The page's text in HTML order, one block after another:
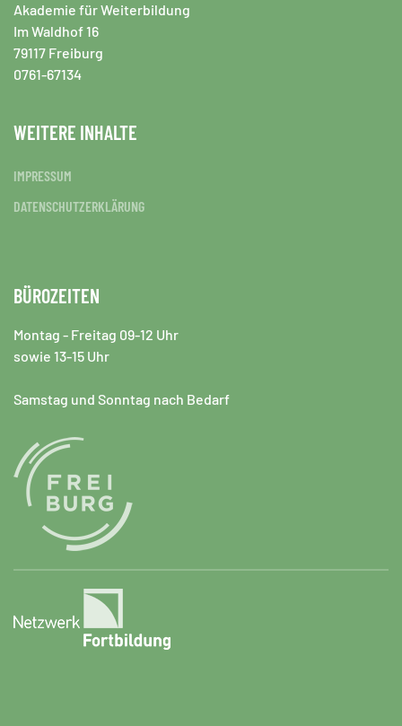
Akademie für Weiterbildung
Im Waldhof 16
79117 Freiburg
0761-67134
WEITERE INHALTE
IMPRESSUM
DATENSCHUTZERKLÄRUNG
BÜROZEITEN
Montag - Freitag 09-12 Uhr
sowie 13-15 Uhr
Samstag und Sonntag nach Bedarf